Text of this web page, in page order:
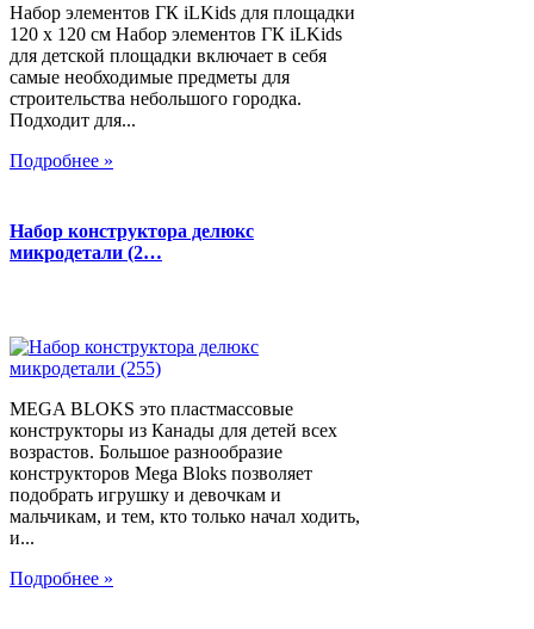
Набор элементов ГК iLKids для площадки
120 х 120 см Набор элементов ГК iLKids
для детской площадки включает в себя
самые необходимые предметы для
строительства небольшого городка.
Подходит для...
Подробнее »
Набор конструктора делюкс
микродетали (2…
MEGA BLOKS это пластмассовые
конструкторы из Канады для детей всех
возрастов. Большое разнообразие
конструкторов Mega Bloks позволяет
подобрать игрушку и девочкам и
мальчикам, и тем, кто только начал ходить,
и...
Подробнее »